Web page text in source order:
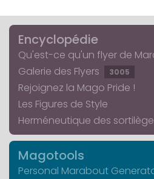
Encyclopédie
Qu'est-ce qu'un flyer de
Galerie des Flyers
3005
Rejoignez la Mago Pride !
Les Figures de Style
Herméneutique des
Magotools
Personal Marabout